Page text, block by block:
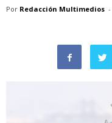
Por Redacción Multimedios -